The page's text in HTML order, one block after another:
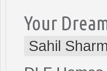
Your
Sahil